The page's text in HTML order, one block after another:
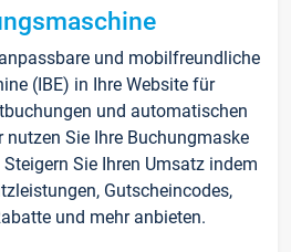
und mobilfreundliche
(IBE) in Ihre Website für
und automatischen
Sie Ihre Buchungmaske
Sie Ihren Umsatz indem
Gutscheincodes,
und mehr anbieten.